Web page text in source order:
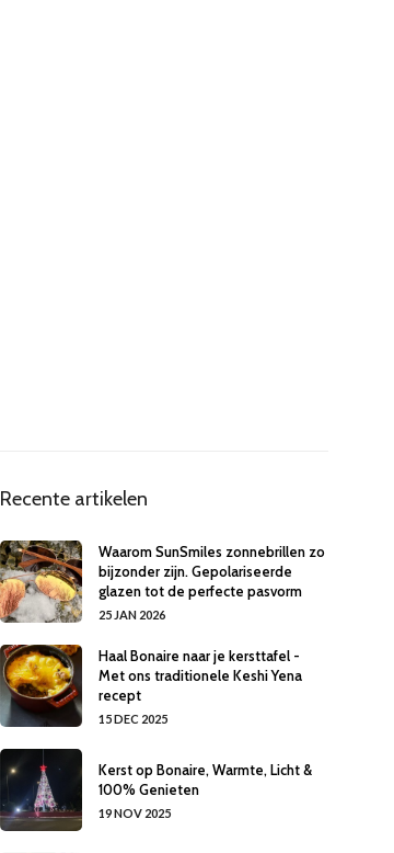
Recente artikelen
Waarom SunSmiles zonnebrillen zo
bijzonder zijn. Gepolariseerde
glazen tot de perfecte pasvorm
25 JAN 2026
Haal Bonaire naar je kersttafel -
Met ons traditionele Keshi Yena
recept
15 DEC 2025
Kerst op Bonaire, Warmte, Licht &
100% Genieten
19 NOV 2025